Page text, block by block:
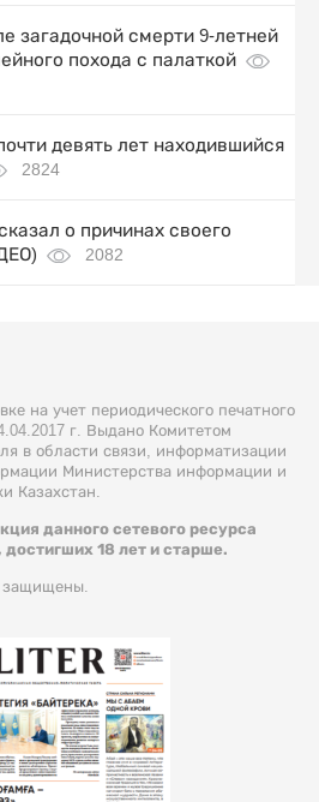
загадочной смерти 9-летней
похода с палаткой
девять лет находившийся
2824
о причинах своего
2082
на учет периодического печатного
г. Выдано Комитетом
в области связи, информатизации
Министерства информации и
Казахстан.
данного сетевого ресурса
18 лет и старше.
защищены.